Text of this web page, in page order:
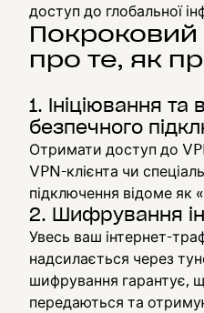
доступ до глобальної
Покроковий
про те, як
1. Ініціювання та
безпечного
Отримати доступ до
VPN-клієнта чи
підключення відоме як
2. Шифрування
Увесь ваш інтернет-
надсилається через
шифрування гарантує,
передаються та